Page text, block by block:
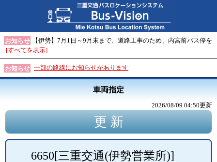
お知らせ
【伊勢】7月1日～9月末まで、道路工事のため、内宮前バス停を
[すべてを表示]
お知らせ 一部の路線にお知らせがあります
車両指定
2026/08/09 04:50更新
6650[三重交通(伊勢営業所)]